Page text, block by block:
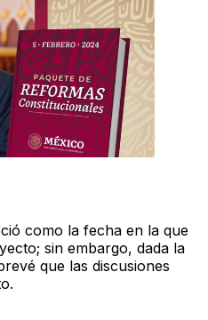
como la fecha en la que
sin embargo, dada la
que las discusiones